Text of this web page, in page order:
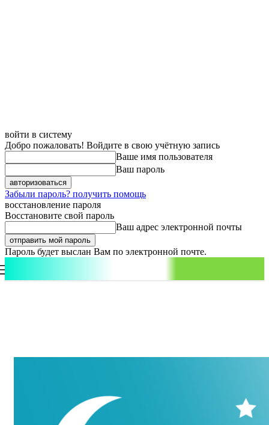
войти в систему
Добро пожаловать! Войдите в свою учётную запись
Ваше имя пользователя
Ваш пароль
Забыли пароль? получить помощь
восстановление пароля
Восстановите свой пароль
Ваш адрес электронной почты
Пароль будет выслан Вам по электронной почте.